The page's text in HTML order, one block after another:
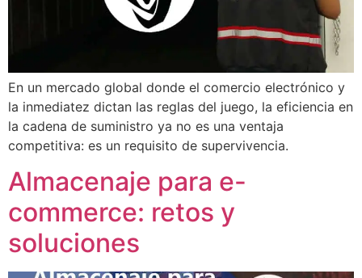
En un mercado global donde el comercio electrónico y
la inmediatez dictan las reglas del juego, la eficiencia en
la cadena de suministro ya no es una ventaja
competitiva: es un requisito de supervivencia.
Almacenaje para e-
commerce: retos y
soluciones